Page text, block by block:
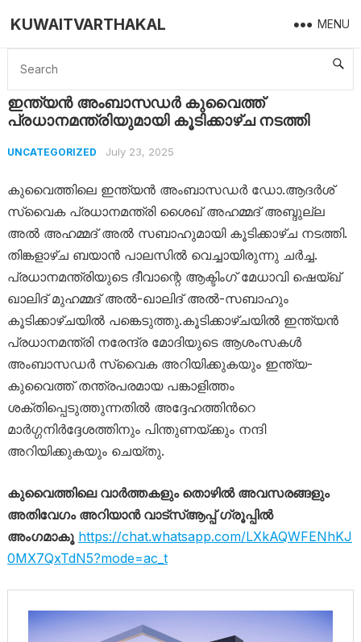
KUWAITVARTHAKAL MENU
Home Uncategorized ഇന്ത്യൻ അംബാസഡർ കുവൈത്ത് പ്രധാനമന്ത്രിയുമായി കൂടിക്കാഴ്ച നടത്തി
ഇന്ത്യൻ അംബാസഡർ കുവൈത്ത്
പ്രധാനമന്ത്രിയുമായി കൂടിക്കാഴ്ച നടത്തി
UNCATEGORIZED July 23, 2025
കുവൈത്തിലെ ഇന്ത്യൻ അംബാസഡർ ഡോ.ആദർശ്
സ്വൈക പ്രധാനമന്ത്രി ശൈഖ് അഹമ്മദ് അബ്ദുല്ല
അൽ അഹമ്മദ് അൽ സബാഹുമായി കൂടിക്കാഴ്ച നടത്തി.
തിങ്കളാഴ്ച ബയാൻ പാലസിൽ വെച്ചായിരുന്നു ചർച്ച.
പ്രധാനമന്ത്രിയുടെ ദീവാന്റെ ആക്ടിംഗ് മേധാവി ഷെയ്ഖ്
ഖാലിദ് മുഹമ്മദ് അൽ-ഖാലിദ് അൽ-സബാഹും
കൂടിക്കാഴ്ചയിൽ പങ്കെടുത്തു.കൂടിക്കാഴ്ചയിൽ ഇന്ത്യൻ
പ്രധാനമന്ത്രി നരേന്ദ്ര മോദിയുടെ ആശംസകൾ
അംബാസഡർ സ്വൈക അറിയിക്കുകയും ഇന്ത്യ-
കുവൈത്ത് തന്ത്രപരമായ പങ്കാളിത്തം
ശക്തിപ്പെടുത്തുന്നതിൽ അദ്ദേഹത്തിൻറെ
മാർഗ്ഗനിർദ്ദേശത്തിനും പിന്തുണയ്ക്കും നന്ദി
അറിയിക്കുകയും ചെയ്തു.
കുവൈത്തിലെ വാർത്തകളും തൊഴിൽ അവസരങ്ങളും
അതിവേഗം അറിയാൻ വാട്സ്ആപ്പ് ഗ്രൂപ്പിൽ
അംഗമാകൂ https://chat.whatsapp.com/LXkAQWFENhKJ
0MX7QxTdN5?mode=ac_t